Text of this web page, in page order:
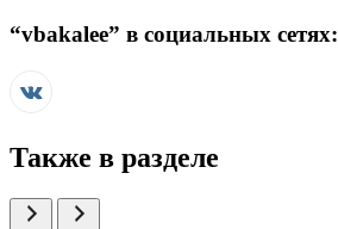
“vbakalee” в социальных сетях:
Также в разделе